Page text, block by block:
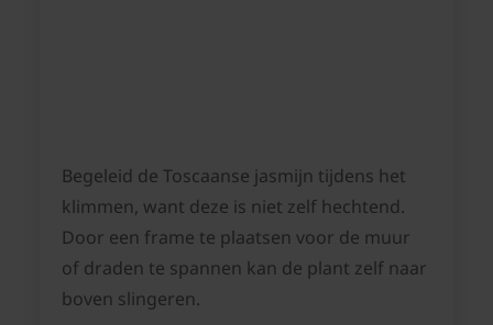
Begeleid de Toscaanse jasmijn tijdens het
klimmen, want deze is niet zelf hechtend.
Door een frame te plaatsen voor de muur
of draden te spannen kan de plant zelf naar
boven slingeren.